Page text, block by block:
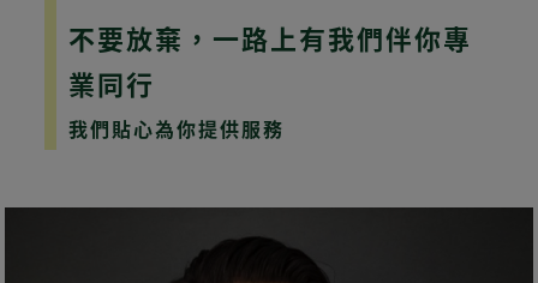
不要放棄，一路上有我們伴你專
業同行
我們貼心為你提供服務